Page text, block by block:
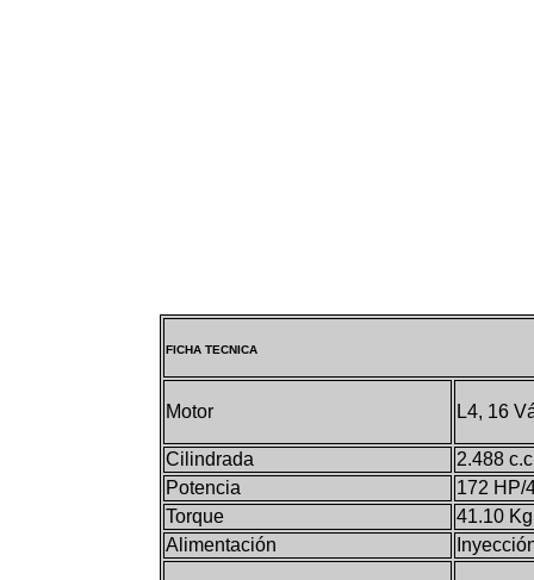
FICHA TECNICA
Motor L4, 16
Cilindrada
2.488
Potencia
172 HP/
Torque
41.10
Alimentación